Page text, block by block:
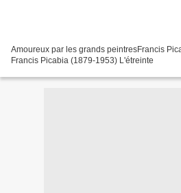
Amoureux par les grands peintresFrancis
Francis Picabia (1879-1953) L'étreinte